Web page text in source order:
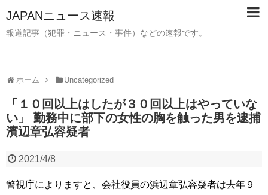
JAPANニュース速報
報道記事（犯罪・ニュース・事件）などの速報です。
ホーム Uncategorized
「１０回以上はしたが３０回以上はやっていな
い」 勤務中に部下の女性の胸を触った男を逮捕
濱辺章弘容疑者
2021/4/8
警視庁によりますと、会社役員の浜辺章弘容疑者は去年９